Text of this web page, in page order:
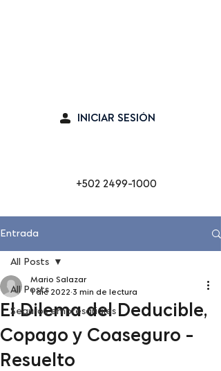
INICIAR SESIÓN
+502 2499-1000
Entrada
All Posts
Seguros empresariales
All Posts
El Dilema del Deducible,
Copago y Coaseguro -
Resuelto
Mario Salazar
1 dic 2022 3 min de lectura